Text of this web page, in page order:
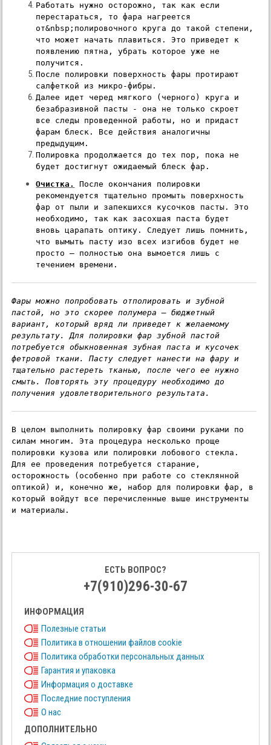
Работать нужно осторожно, так как если
перестараться, то фара нагреется
от&nbsp;полировочного круга до такой степени,
что может начать плавиться. Это приведет к
появлению пятна, убрать которое уже не
получится.
После полировки поверхность фары протирают
салфеткой из микро-фибры.
Далее идет черед мягкого (черного) круга и
безабразивной пасты - она не только скроет
все следы проведенной работы, но и придаст
фарам блеск. Все действия аналогичны
предыдущим.
Полировка продолжается до тех пор, пока не
будет достигнут ожидаемый блеск фар.
Очистка.
После окончания полировки
рекомендуется тщательно промыть поверхность
фар от пыли и запекшихся кусочков пасты. Это
необходимо, так как засохшая паста будет
вновь царапать оптику. Следует лишь помнить,
что вымыть пасту изо всех изгибов будет не
просто – полностью она вымоется лишь с
течением времени.
Фары можно попробовать отполировать и зубной
пастой, но это скорее полумера – бюджетный
вариант, который вряд ли приведет к желаемому
результату. Для полировки фар зубной пастой
потребуется обыкновенная зубная паста и кусочек
фетровой ткани. Пасту следует нанести на фару и
тщательно растереть тканью, после чего ее нужно
смыть. Повторять эту процедуру необходимо до
получения удовлетворительного результата.
В целом выполнить полировку фар своими руками по
полировки кузова или полировки лобового стекла .
Для ее проведения потребуется старание,
осторожность (особенно при работе со стеклянной
оптикой) и, конечно же, набор для полировки фар, в
который войдут все перечисленные выше инструменты
и материалы.
ЕСТЬ ВОПРОС?
+7(910)296-30-67
ИНФОРМАЦИЯ
Полезные статьи
Политика в отношении файлов cookie
Политика обработки персональных данных
Гарантия и упаковка
Информация о доставке
Последние поступления
О нас
ДОПОЛНИТЕЛЬНО